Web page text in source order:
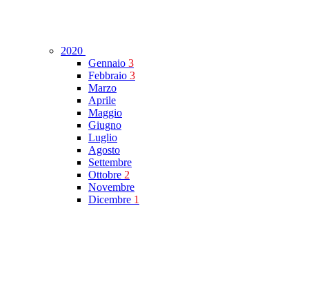
2020
Gennaio 3
Febbraio 3
Marzo
Aprile
Maggio
Giugno
Luglio
Agosto
Settembre
Ottobre 2
Novembre
Dicembre 1